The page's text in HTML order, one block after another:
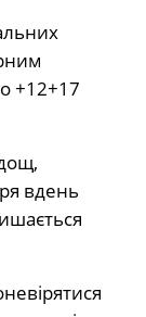
+12+17
вдень